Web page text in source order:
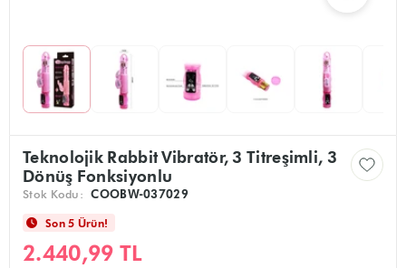
Teknolojik Rabbit Vibratör, 3 Titreşimli, 3
Dönüş Fonksiyonlu
Stok Kodu: COOBW-037029
Son 5 Ürün!
2.440,99 TL